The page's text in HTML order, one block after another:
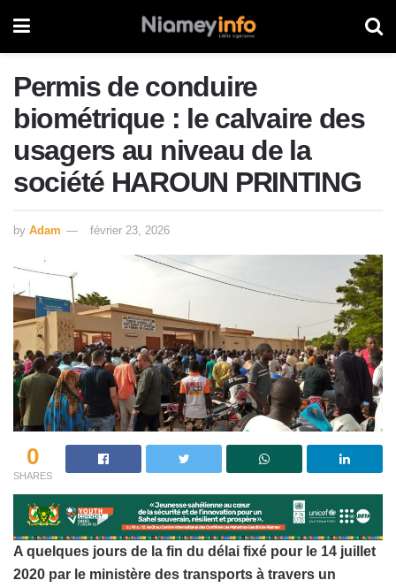
Permis de conduire
biométrique : le calvaire des
usagers au niveau de la
société HAROUN PRINTING
by Adam février 23, 2026
0
SHARES
A quelques jours de la fin du délai fixé pour le 14 juillet
2020 par le ministère des transports à travers un